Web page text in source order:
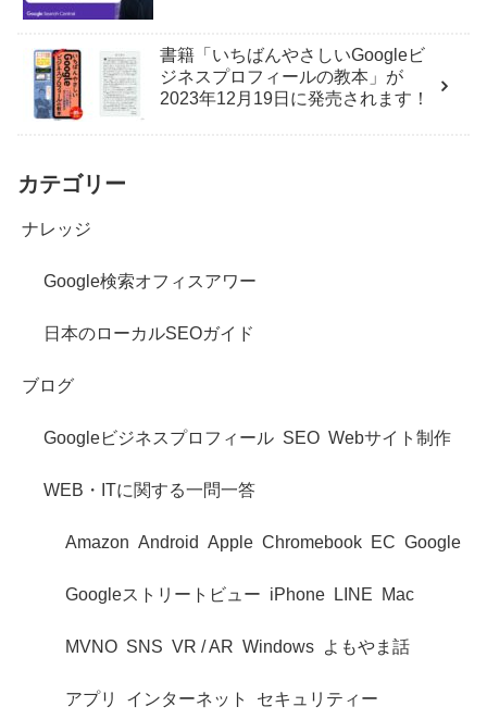
書籍「いちばんやさしいGoogleビ
ジネスプロフィールの教本」が
2023年12月19日に発売されます！
カテゴリー
ナレッジ
Google検索オフィスアワー
日本のローカルSEOガイド
ブログ
Googleビジネスプロフィール SEO Webサイト制作
WEB・ITに関する一問一答
Amazon Android Apple Chromebook EC Google
Googleストリートビュー iPhone LINE Mac
MVNO SNS VR / AR Windows よもやま話
アプリ インターネット セキュリティー